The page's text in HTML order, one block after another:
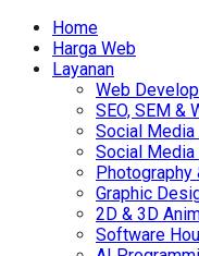
Home
Harga Web
Layanan
Web
SEO, SEM &
Social Media
Social Media
Photography
Graphic
2D & 3D
Software